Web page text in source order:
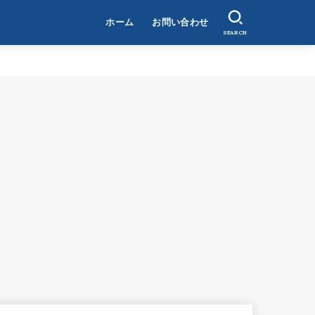
ホーム お問い合わせ
SEARCH